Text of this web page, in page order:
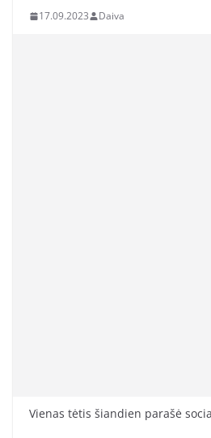
17.09.2023 Daiva
Vienas tėtis šiandien parašė